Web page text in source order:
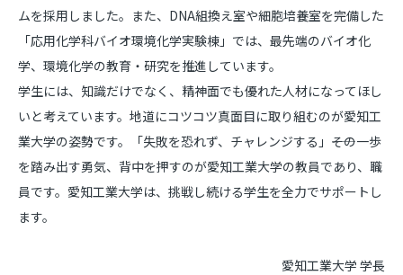
ムを採用しました。また、DNA組換え室や細胞培養室を完備した
「応用化学科バイオ環境化学実験棟」では、最先端のバイオ化
学、環境化学の教育・研究を推進しています。
学生には、知識だけでなく、精神面でも優れた人材になってほし
いと考えています。地道にコツコツ真面目に取り組むのが愛知工
業大学の姿勢です。「失敗を恐れず、チャレンジする」――その一歩
を踏み出す勇気、背中を押すのが愛知工業大学の教員であり、職
員です。愛知工業大学は、挑戦し続ける学生を全力でサポートし
ます。
愛知工業大学 学長